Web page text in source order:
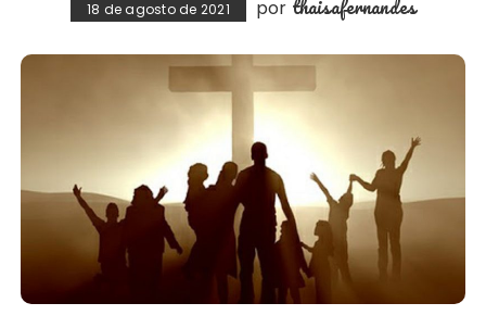
18 de agosto de 2021 por thaisafernandes